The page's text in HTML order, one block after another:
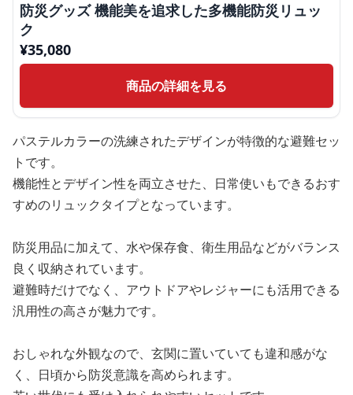
防災グッズ 機能美を追求した多機能防災リュッ
ク
¥35,080
商品の詳細を見る
パステルカラーの洗練されたデザインが特徴的な避難セッ
トです。
機能性とデザイン性を両立させた、日常使いもできるおす
すめのリュックタイプとなっています。
防災用品に加えて、水や保存食、衛生用品などがバランス
良く収納されています。
避難時だけでなく、アウトドアやレジャーにも活用できる
汎用性の高さが魅力です。
おしゃれな外観なので、玄関に置いていても違和感がな
く、日頃から防災意識を高められます。